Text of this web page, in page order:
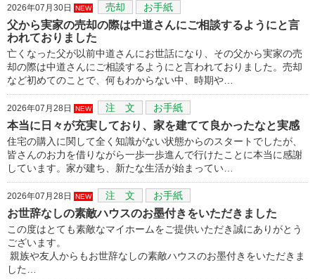
2026年07月30日 NEW 売却 お手紙
父から実家の売却の際は中道さんにご相談するようにと言
われておりました
亡くなった父が以前中道さんにお世話になり、その父から実家の売
却の際は中道さんにご相談するようにと言われておりました。売却
など初めてのことで、何もわからない中、時期や…
2026年07月28日 NEW 注 文 お手紙
本当に日々が充実しており、家を建てて良かったなと実感
住宅の購入に関して全く知識がない状態からのスタートでしたが、
皆さんのお力を借りながら一歩一歩進んで行けたことに本当に感謝
しています。家が建ち、新たな生活が始まってい…
2026年07月28日 NEW 注 文 お手紙
お世辞なしの素敵ハウスのお墨付きをいただきました
この度はとても素敵なマイホームをご提供いただき誠にありがとう
ございます。
親族や友人からもお世辞なしの素敵ハウスのお墨付きをいただきま
した…